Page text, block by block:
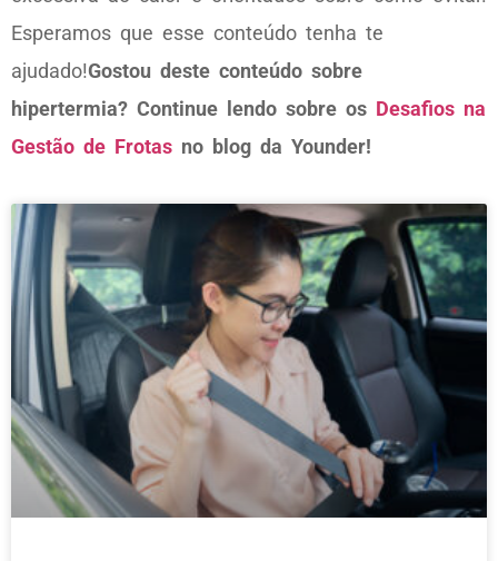
Esperamos que esse conteúdo tenha te
ajudado!Gostou deste conteúdo sobre
hipertermia? Continue lendo sobre os Desafios na
Gestão de Frotas no blog da Younder!